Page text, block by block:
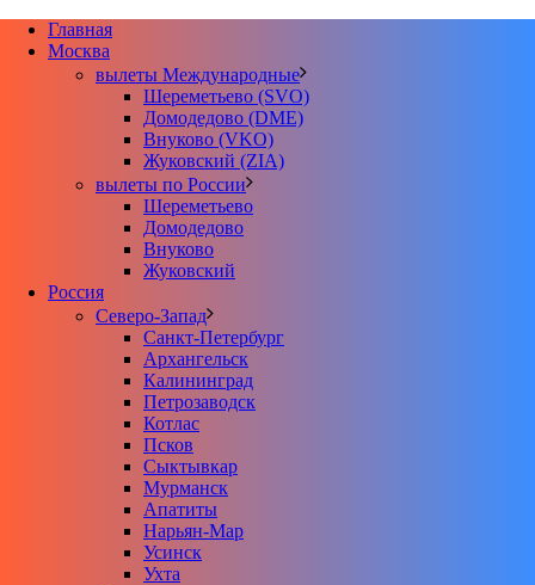
Главная
Москва
вылеты Международные
Шереметьево (SVO)
Домодедово (DME)
Внуково (VKO)
Жуковский (ZIA)
вылеты по России
Шереметьево
Домодедово
Внуково
Жуковский
Россия
Северо-Запад
Санкт-Петербург
Архангельск
Калининград
Петрозаводск
Котлас
Псков
Сыктывкар
Мурманск
Апатиты
Нарьян-Мар
Усинск
Ухта